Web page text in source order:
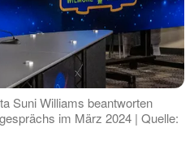
Suni Williams beantworten
im März 2024 | Quelle: